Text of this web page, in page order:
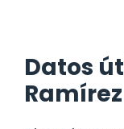
Datos